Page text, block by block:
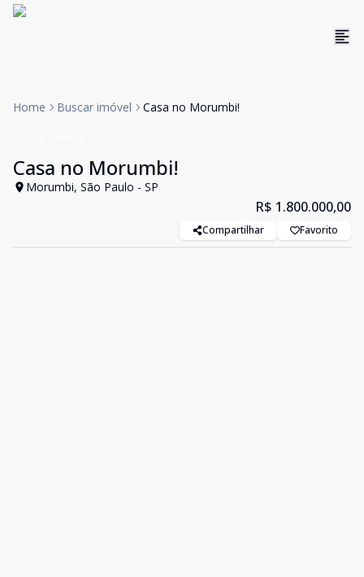
Home Buscar imóvel Casa no Morumbi!
Casa no Morumbi!
Morumbi, São Paulo - SP
R$ 1.800.000,00
Compartilhar Favorito